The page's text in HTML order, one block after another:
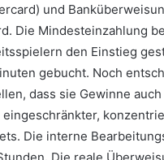
und
Die Mindesteinzahlung
den Einstieg
gebucht. Noch
dass sie Gewinne
eingeschränkter,
Die interne